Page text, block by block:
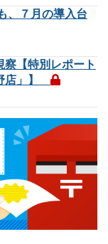
、７月の導入台
【特別レポート
店」】